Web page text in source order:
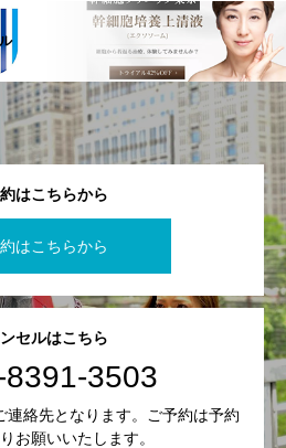
はこちらから
はこちらから
セルはこちら
8391-3503
連絡先となります。ご予約は予約
お願いいたします。